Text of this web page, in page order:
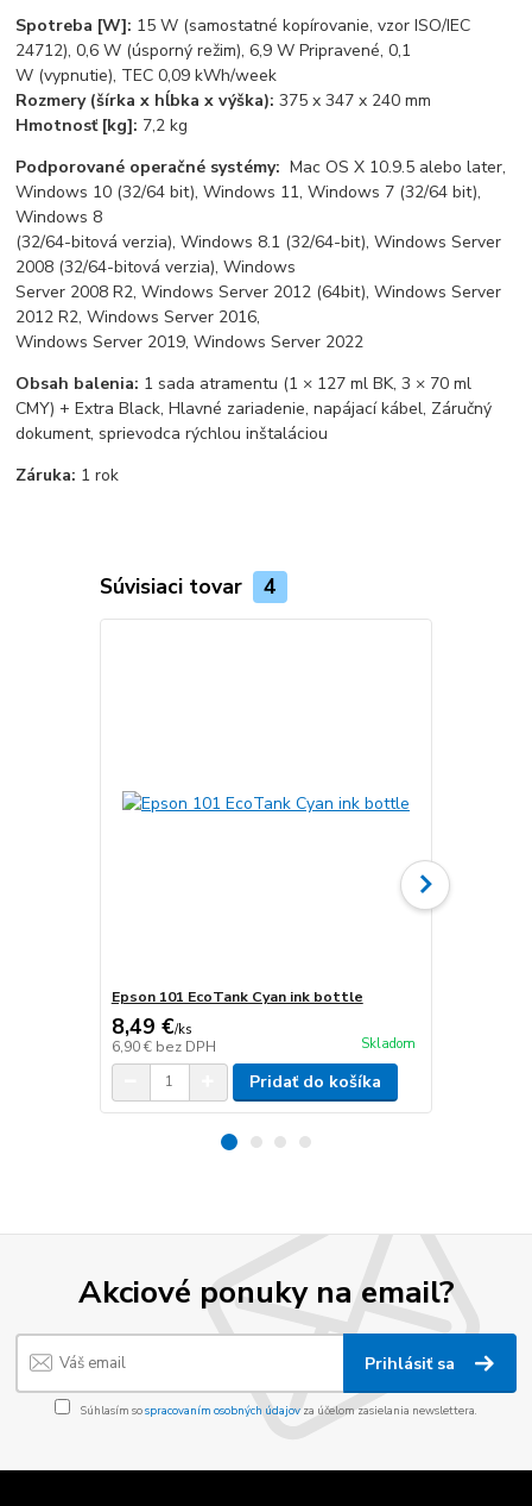
Spotreba [W]: 15 W (samostatné kopírovanie, vzor ISO/IEC
24712), 0,6 W (úsporný režim), 6,9 W Pripravené, 0,1
W (vypnutie), TEC 0,09 kWh/week
Rozmery (šírka x hĺbka x výška):375 x 347 x 240 mm
Hmotnosť [kg]: 7,2 kg
Podporované operačné systémy: Mac OS X 10.9.5 alebo later,
Windows 10 (32/64 bit), Windows 11, Windows 7 (32/64 bit),
Windows 8
(32/64-bitová verzia), Windows 8.1 (32/64-bit), Windows Server
2008 (32/64-bitová verzia), Windows
Server 2008 R2, Windows Server 2012 (64bit), Windows Server
2012 R2, Windows Server 2016,
Windows Server 2019, Windows Server 2022
Obsah balenia: 1 sada atramentu (1 × 127 ml BK, 3 × 70 ml
CMY) + Extra Black, Hlavné zariadenie, napájací kábel, Záručný
dokument, sprievodca rýchlou inštaláciou
Záruka: 1 rok
Súvisiaci tovar 4
Epson 101 EcoTank Cyan ink bottle
8,49 €/ks
6,90 € bez DPH Skladom
Pridať do košíka
Akciové ponuky na email?
Prihlásiť sa
Súhlasím sospracovaním osobných údajov za účelom zasielania newslettera.